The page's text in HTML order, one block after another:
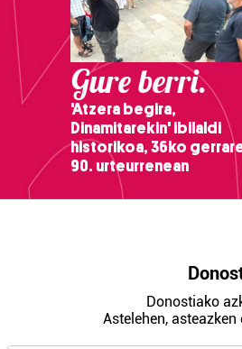
Gure berri.
'Atzera begira,
Dinamitarekin' ibilaldi
historikoa, 36ko
90. urteurrenean
Donostiako
Astelehen,